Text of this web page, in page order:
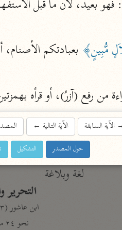
أضواء
محمد الأمين الشنقيطي
نظم
البقاعي (٨٨٥ هـ)
نحو ٢٠ مجلدًا
لغة وبلاغة
التحرير
ابن عاشور (١٣٩٣ هـ)
نحو ٢٤ مجلدًا
مُّبِينٍ﴾
من رفع (آزرُ)، أو قرأه
الآية السابقة الآية التالية ←
حول المصدر التشكيل